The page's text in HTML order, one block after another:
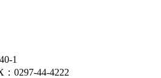
1
0297-44-4222